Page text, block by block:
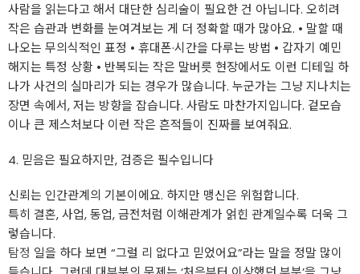
사람을 읽는다고 해서 대단한 심리술이 필요한 건 아닙니다. 오히려
작은 습관과 변화를 눈여겨보는 게 더 정확할 때가 많아요. • 말할 때
나오는 무의식적인 표정 • 휴대폰·시간을 다루는 방법 • 갑자기 예민
해지는 특정 상황 • 반복되는 작은 말버릇 현장에서도 이런 디테일 하
나가 사건의 실마리가 되는 경우가 많습니다. 누군가는 그냥 지나치는
장면 속에서, 저는 방향을 잡습니다. 사람도 마찬가지입니다. 겉모습
이나 큰 제스처보다 이런 작은 흔적들이 진짜를 보여줘요.
4. 믿음은 필요하지만, 검증은 필수입니다
신뢰는 인간관계의 기본이에요. 하지만 맹신은 위험합니다.
특히 결혼, 사업, 동업, 금전처럼 이해관계가 얽힌 관계일수록 더욱 그
렇습니다.
탐정 일을 하다 보면 “그럴 리 없다고 믿었어요”라는 말을 정말 많이